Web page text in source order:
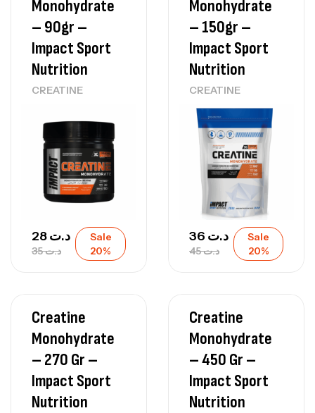
Monohydrate
– 90gr –
Impact Sport
Nutrition
CREATINE
د.ت35
د.ت
Sale
20%
Monohydrate
– 150gr –
Impact Sport
Nutrition
CREATINE
د.ت45
د.ت
Sale
20%
Creatine
Monohydrate
– 270 Gr –
Impact Sport
Nutrition
Creatine
Monohydrate
– 450 Gr –
Impact Sport
Nutrition